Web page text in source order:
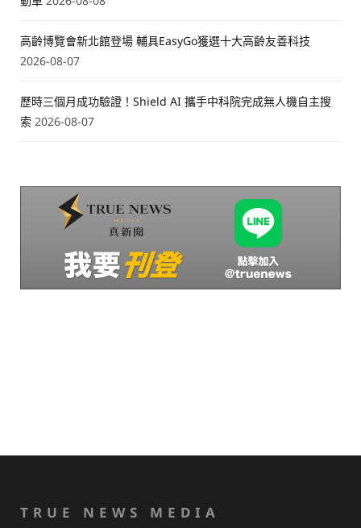
高齡博覽會新北館登場 輔具EasyGo獲選十大高齡友善科技
2026-08-07
歷時三個月成功驗證！Shield AI 攜手中科院完成無人機自主搜
索 2026-08-07
TRUE NEWS MEDIA